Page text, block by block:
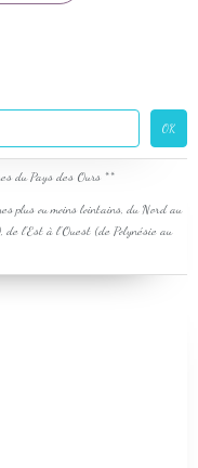
plus ou moins lointains, du Nord au
de l'Est à l'Ouest (de Polynésie au